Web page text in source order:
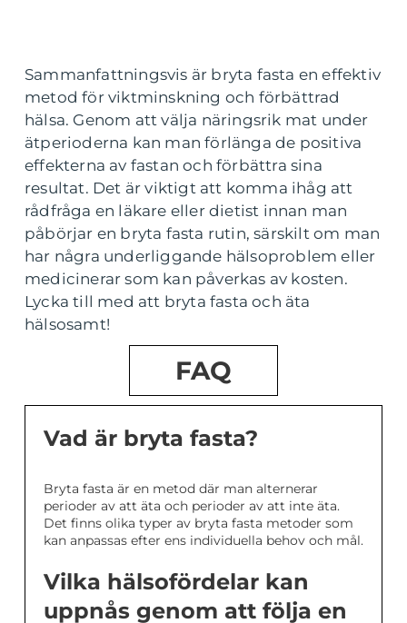
Sammanfattningsvis är bryta fasta en effektiv
metod för viktminskning och förbättrad
hälsa. Genom att välja näringsrik mat under
ätperioderna kan man förlänga de positiva
effekterna av fastan och förbättra sina
resultat. Det är viktigt att komma ihåg att
rådfråga en läkare eller dietist innan man
påbörjar en bryta fasta rutin, särskilt om man
har några underliggande hälsoproblem eller
medicinerar som kan påverkas av kosten.
Lycka till med att bryta fasta och äta
hälsosamt!
FAQ
Vad är bryta fasta?
Bryta fasta är en metod där man alternerar
perioder av att äta och perioder av att inte äta.
Det finns olika typer av bryta fasta metoder som
kan anpassas efter ens individuella behov och mål.
Vilka hälsofördelar kan
uppnås genom att följa en